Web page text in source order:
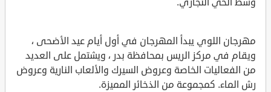
مهرجان اللوي يبدأ المهرجان في أول أيام عيد الأضحى ،
ويقام في مركز الريس بمحافظة بدر ، ويشتمل على العديد
من الفعاليات الخاصة وعروض السيرك والألعاب النارية وعروض
رش الماء. كمجموعة من الذخائر المميزة.